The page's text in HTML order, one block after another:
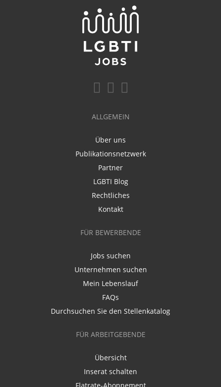
ALLGEMEIN
Über uns
Publikationsnetzwerk
Partner
LGBTI Blog
Rechtliches
Kontakt
FÜR BEWERBENDE
Jobs suchen
Unternehmen suchen
Mein Lebenslauf
FAQs
Durchsuchen Sie den Stellenkatalog
FÜR ARBEITGEBENDE
Übersicht
Inserat schalten